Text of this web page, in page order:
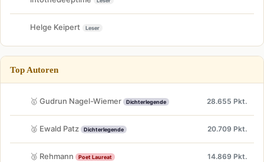
Helge Keipert Leser
Top Autoren
🥇 Gudrun Nagel-Wiemer Dichterlegende 28.655 Pkt.
🥈 Ewald Patz Dichterlegende 20.709 Pkt.
🥉 Rehmann Poet Laureat 14.869 Pkt.